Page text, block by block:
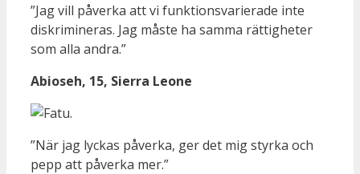
”Jag vill påverka att vi funktionsvarierade inte
diskrimineras. Jag måste ha samma rättigheter
som alla andra.”
Abioseh, 15, Sierra Leone
”När jag lyckas påverka, ger det mig styrka och
pepp att påverka mer.”